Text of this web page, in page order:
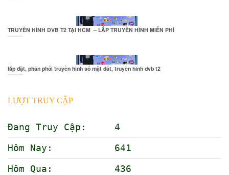
TRUYỀN HÌNH DVB T2 TẠI HCM – LẮP TRUYỀN HÌNH MIỄN PHÍ
lắp đặt, phân phối truyền hình số mặt đất, truyền hình dvb t2
LƯỢT TRUY CẬP
Đang Truy Cập: 4
Hôm Nay: 641
Hôm Qua: 436